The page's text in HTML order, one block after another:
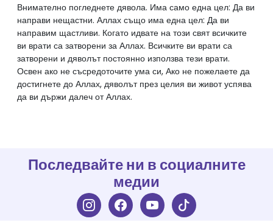
Внимателно погледнете дявола. Има само една цел: Да ви
направи нещастни. Аллах също има една цел: Да ви
направим щастливи. Когато идвате на този свят всичките
ви врати са затворени за Аллах. Всичките ви врати са
затворени и дяволът постоянно използва тези врати.
Освен ако не съсредоточите ума си, Ако не пожелаете да
достигнете до Аллах, дяволът през целия ви живот успява
Последвайте ни в социалните
медии